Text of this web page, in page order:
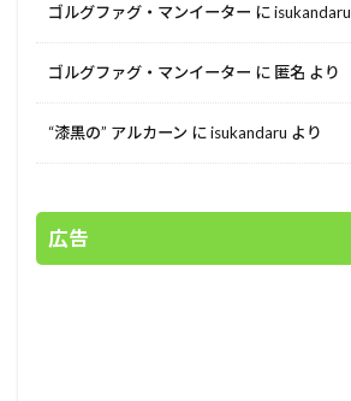
ゴルグファグ・マンイーター にisukandaru
ゴルグファグ・マンイーター に 匿名 より
“漆黒の” アルカーン にisukandaru より
広告